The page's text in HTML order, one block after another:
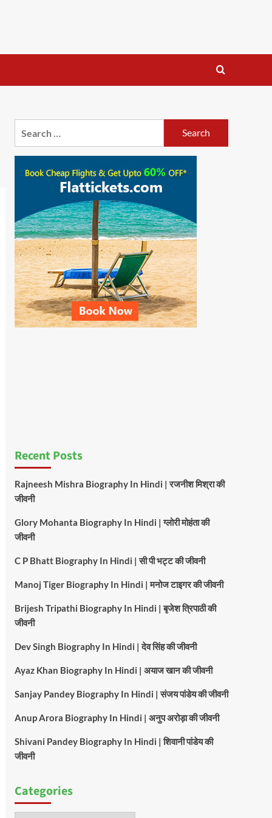
Recent Posts
Rajneesh Mishra Biography In Hindi | रजनीश मिश्रा की
जीवनी
Glory Mohanta Biography In Hindi | ग्लोरी मोहंता की
जीवनी
C P Bhatt Biography In Hindi | सी पी भट्ट की जीवनी
Manoj Tiger Biography In Hindi | मनोज टाइगर की जीवनी
Brijesh Tripathi Biography In Hindi | बृजेश त्रिपाठी की
जीवनी
Dev Singh Biography In Hindi | देव सिंह की जीवनी
Ayaz Khan Biography In Hindi | अयाज खान की जीवनी
Sanjay Pandey Biography In Hindi | संजय पांडेय की जीवनी
Anup Arora Biography In Hindi | अनुप अरोड़ा की जीवनी
Shivani Pandey Biography In Hindi | शिवानी पांडेय की
जीवनी
Categories